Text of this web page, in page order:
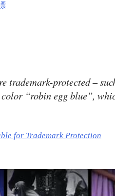
trademark-protected –
“robin egg blue”,
for Trademark Protection